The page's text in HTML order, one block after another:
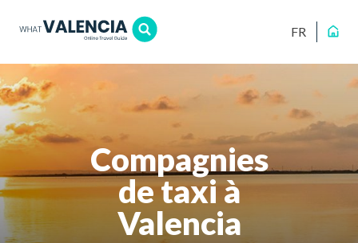
FR
Compagnies
de taxi à
Valencia